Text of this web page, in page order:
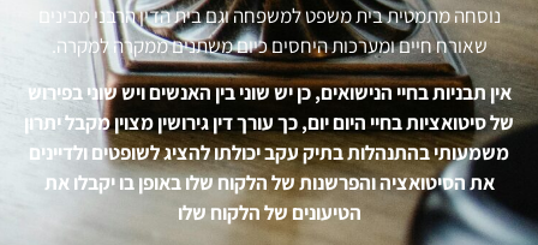
נוסחה מתמטית בית משפט למשפחה וגם בית הדין הרבני מבינים
שאורח חיים ומערכות היחסים כיום משתנים ממקרה למקרה.
אין תבניות בחיי הנישואים, כן יש שוני בין האנשים ויש שוני בפירוש
של סיטואציות בחיי היום יום, כך עורך דין גירושין מצוין מקבל יתרון
משמעותי בהתנהלות בתיק עקב יכולתו להציג לשופטים ולדיינים
את הסיטואציה והפרשנות של הלקוח שלו באופן בו יקבלו את
הטיעונים של הלקוח שלו